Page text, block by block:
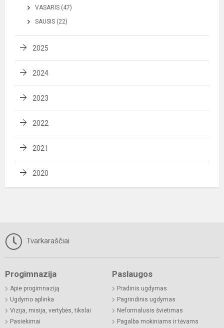
VASARIS (47)
SAUSIS (22)
2025
2024
2023
2022
2021
2020
Tvarkaraščiai
Progimnazija
Apie progimnaziją
Ugdymo aplinka
Vizija, misija, vertybės, tikslai
Pasiekimai
Paslaugos
Pradinis ugdymas
Pagrindinis ugdymas
Neformalusis švietimas
Pagalba mokiniams ir tėvams